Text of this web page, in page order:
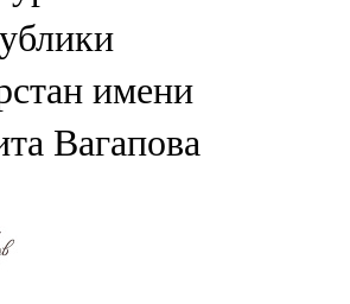
имени
Вагапова